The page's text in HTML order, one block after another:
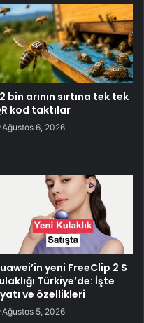
bin arının sırtına tek tek
kod taktılar
Ağustos 6, 2026
yeni FreeClip 2 S
Türkiye’de: İşte
ve özellikleri
Ağustos 5, 2026